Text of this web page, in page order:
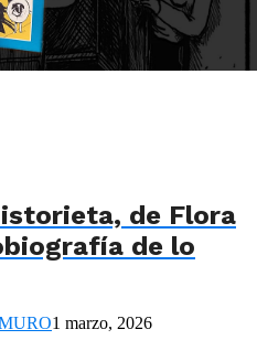
de Flora
de lo
1 marzo, 2026